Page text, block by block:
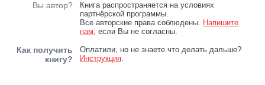
Вы автор?
Книга распространяется на условиях
партнёрской программы.
Все авторские права соблюдены. Напишите
нам, если Вы не согласны.
Как получить
книгу?
Оплатили, но не знаете что делать дальше?
Инструкция.